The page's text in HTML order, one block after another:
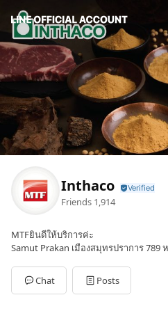
Inthaco
Friends 1,914
MTFยินดีให้บริการค่ะ
Samut Prakan เมืองสมุทรปราการ 789
Chat Posts